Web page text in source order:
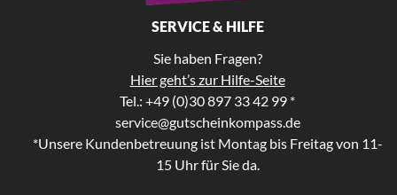
SERVICE & HILFE
Sie haben Fragen?
Hier geht’s zur Hilfe-Seite
Tel.: +49 (0)30 897 33 42 99 *
service@gutscheinkompass.de
*Unsere Kundenbetreuung ist Montag bis Freitag von 11-
15 Uhr für Sie da.